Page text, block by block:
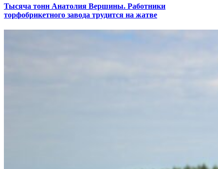
Тысяча тонн Анатолия Вершины. Работники
торфобрикетного завода трудится на жатве